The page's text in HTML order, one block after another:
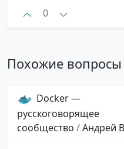
0
Похожие вопросы
Docker —
русскоговорящее
сообщество /Андрей В